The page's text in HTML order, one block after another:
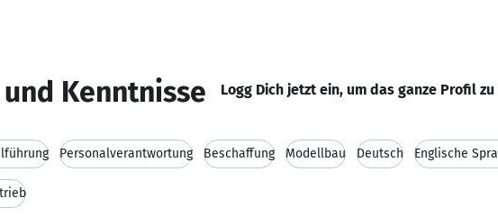
Kenntnisse Logg Dich jetzt ein, um das ganze Profil zu
Personalverantwortung Beschaffung Modellbau Deutsch Englische